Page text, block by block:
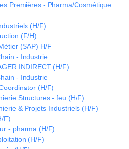
Premières - Pharma/Cosmétique
(H/F)
(F/H)
(SAP) H/F
- Industrie
INDIRECT (H/F)
- Industrie
(H/F)
Structures - feu (H/F)
& Projets Industriels (H/F)
F)
- pharma (H/F)
(H/F)